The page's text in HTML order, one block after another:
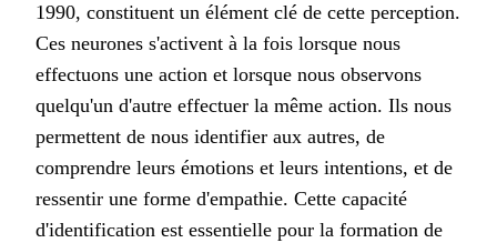
1990, constituent un élément clé de cette perception.
Ces neurones s'activent à la fois lorsque nous
effectuons une action et lorsque nous observons
quelqu'un d'autre effectuer la même action. Ils nous
permettent de nous identifier aux autres, de
comprendre leurs émotions et leurs intentions, et de
ressentir une forme d'empathie. Cette capacité
d'identification est essentielle pour la formation de